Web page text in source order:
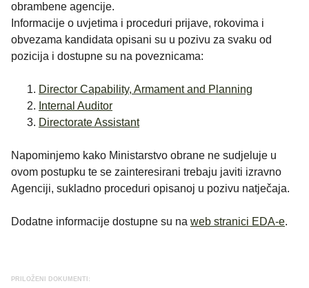
obrambene agencije.
Informacije o uvjetima i proceduri prijave, rokovima i
obvezama kandidata opisani su u pozivu za svaku od
pozicija i dostupne su na poveznicama:
Director Capability, Armament and Planning
Internal Auditor
Directorate Assistant
Napominjemo kako Ministarstvo obrane ne sudjeluje u
ovom postupku te se zainteresirani trebaju javiti izravno
Agenciji, sukladno proceduri opisanoj u pozivu natječaja.
Dodatne informacije dostupne su na web stranici EDA-e.
PRILOŽENI DOKUMENTI: